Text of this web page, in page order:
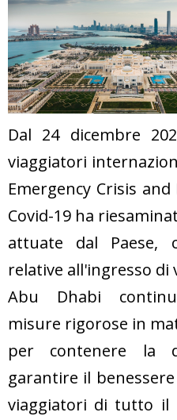
Dal 24 dicembre
viaggiatori
Emergency Crisis
Covid-19 ha
attuate dal Paese,
relative all'ingresso
Abu Dhabi
misure rigorose in
per contenere la
garantire il
viaggiatori di tutto il